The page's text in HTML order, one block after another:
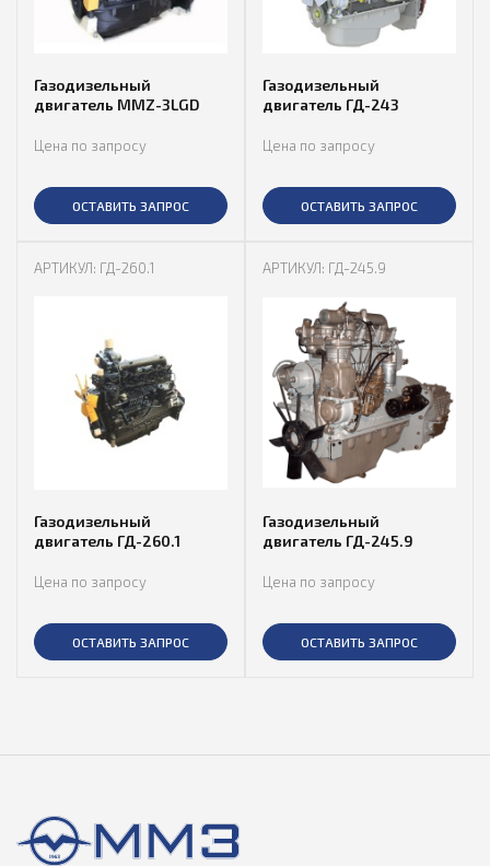
Газодизельный
двигатель MMZ-3LGD
Цена по запросу
ОСТАВИТЬ ЗАПРОС
Газодизельный
двигатель ГД-243
Цена по запросу
ОСТАВИТЬ ЗАПРОС
АРТИКУЛ: ГД-260.1
Газодизельный
двигатель ГД-260.1
Цена по запросу
ОСТАВИТЬ ЗАПРОС
АРТИКУЛ: ГД-245.9
Газодизельный
двигатель ГД-245.9
Цена по запросу
ОСТАВИТЬ ЗАПРОС